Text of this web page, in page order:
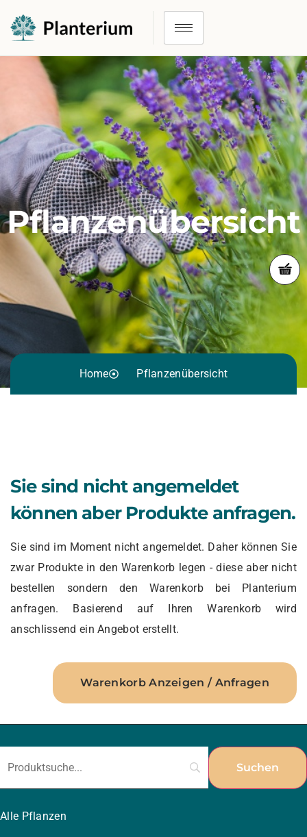
Pflanzenübersicht
Home Pflanzenübersicht
Sie sind nicht angemeldet
können aber Produkte anfragen.
Sie sind im Moment nicht angemeldet. Daher können Sie
zwar Produkte in den Warenkorb legen - diese aber nicht
bestellen sondern den Warenkorb bei Planterium
anfragen. Basierend auf Ihren Warenkorb wird
anschlissend ein Angebot erstellt.
Warenkorb Anzeigen / Anfragen
Alle Pflanzen